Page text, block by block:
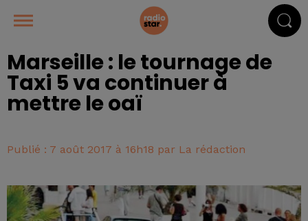
Marseille : le tournage de
Taxi 5 va continuer à
mettre le oaï
Publié : 7 août 2017 à 16h18 par La rédaction